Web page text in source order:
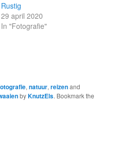
Rustig
29 april 2020
In "Fotografie"
,natuur,reizenand
byKnutzEls. Bookmark the